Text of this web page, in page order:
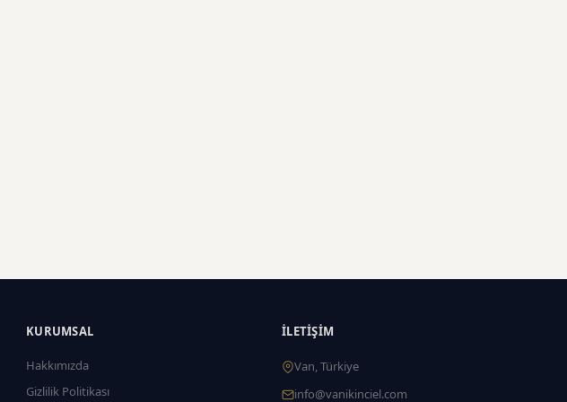
KURUMSAL
Hakkımızda
Gizlilik Politikası
İLETIŞIM
Van, Türkiye
info@vanikinciel.com